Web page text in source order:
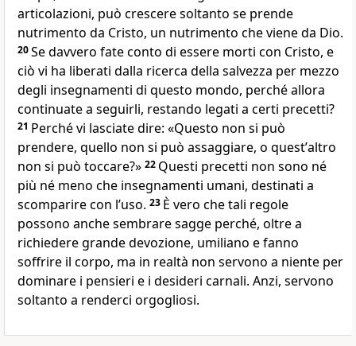
articolazioni, può crescere soltanto se prende
nutrimento da Cristo, un nutrimento che viene da Dio.
20Se davvero fate conto di essere morti con Cristo, e
ciò vi ha liberati dalla ricerca della salvezza per mezzo
degli insegnamenti di questo mondo, perché allora
continuate a seguirli, restando legati a certi precetti?
21 Perché vi lasciate dire: «Questo non si può
prendere, quello non si può assaggiare, o questʼaltro
non si può toccare?» 22 Questi precetti non sono né
più né meno che insegnamenti umani, destinati a
scomparire con lʼuso. 23 È vero che tali regole
possono anche sembrare sagge perché, oltre a
richiedere grande devozione, umiliano e fanno
soffrire il corpo, ma in realtà non servono a niente per
dominare i pensieri e i desideri carnali. Anzi, servono
soltanto a renderci orgogliosi.